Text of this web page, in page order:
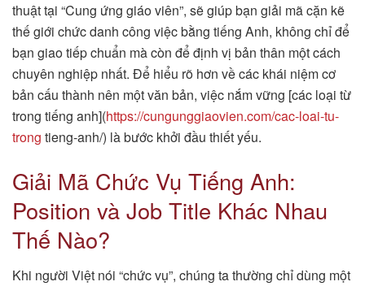
thuật tại “Cung ứng giáo viên”, sẽ giúp bạn giải mã cặn kẽ
thế giới chức danh công việc bằng tiếng Anh, không chỉ để
bạn giao tiếp chuẩn mà còn để định vị bản thân một cách
chuyên nghiệp nhất. Để hiểu rõ hơn về các khái niệm cơ
bản cấu thành nên một văn bản, việc nắm vững [các loại từ
trong tiếng anh](https://cungunggiaovien.com/cac-loai-tu-
trong tieng-anh/) là bước khởi đầu thiết yếu.
Giải Mã Chức Vụ Tiếng Anh:
Position và Job Title Khác Nhau
Thế Nào?
Khi người Việt nói “chức vụ”, chúng ta thường chỉ dùng một